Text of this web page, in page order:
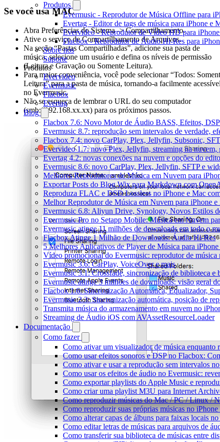
Produtos
Evermusic - Reprodutor de Música Offline para
Evertag - Editor de tags de música para iPhone e
Evervideo - Reprodutor de Vídeo HD para
Flacbox - Reprodutor de Áudio Hi-Res para
Sobre nós
Suporte
Produtos
Evervideo
Evermusic
Flacbox
Evertag
Blog
Flacbox 7.6: Novo Motor de Áudio BASS, Efeitos,
Evermusic 8.7: reprodução sem intervalos de verdade,
Flacbox 7.4: novo CarPlay, Plex, Jellyfin, Subsonic,
Evervideo 1.7: novo Plex, Jellyfin, streaming na nuvem,
Evertag 4.2: novas conexões na nuvem e opções do
Evermusic 8.6: novo CarPlay, Plex, Jellyfin, SFTP e
Melhores Reprodutores de Música em Nuvem para
Exportar Posts do Blog Wix para Markdown com
Reproduza FLAC e DSD Lossless no iPhone e Mac
Melhor Reprodutor de Música em Nuvem para iPhone e
Evermusic 6.8: Aliyun Drive, Synology, Novos Estilos
Evermusic Pro no Setapp Mobile: Música em Nuvem
Evermusic atinge 11 milhões de downloads em todo o
Flacbox Atinge 1 Milhão de Downloads: Áudio Hi-Res
5 Melhores Aplicativos de Player de Música para
Vídeo promocional do Evermusic: reprodutor de música
Evermusic 3.6: CarPlay, VoiceOver e mais
Evermusic 3.1: Crossfade, sincronização de biblioteca e
Evermusic atinge 3 milhões de downloads: visão geral
Flacbox 1.6: Sincronização Automática, Equalizador,
Evermusic 2.3: Sincronização automática, posição de
Transmita música do armazenamento em nuvem no
Streaming de Áudio iOS com AVAssetResourceLoader
Documentação
Como fazer
Como ativar um visualizador de música enquanto
Como usar efeitos sonoros e DSP no Flacbox:
Como ativar e usar a reprodução sem intervalos
Como usar os efeitos de áudio no Evermusic:
Como exportar playlists do Apple Music e
Como criar uma playlist M3U para Internet
Como reproduzir músicas do Mac / PC / Linux /
Como reproduzir suas próprias músicas no
Como alterar capas de álbuns para faixas locais
Como editar letras de músicas para arquivos de
Como transferir sua biblioteca de músicas entre
Se você usa MAC
Abra Preferências do Sistema -> Compartilhamento.
Ative o serviço de Compartilhamento de Arquivos.
Na seção “Pastas Compartilhadas”, adicione sua pasta de
música, selecione um usuário e defina os níveis de permissão
(Leitura e Gravação ou Somente Leitura).
Para maior conveniência, você pode selecionar “Todos:
Leitura” para a pasta de música, tornando-a facilmente
no Evermusic.
Não se esqueça de lembrar o URL do seu computador
(smb://192.168.xx.xx) para os próximos passos.